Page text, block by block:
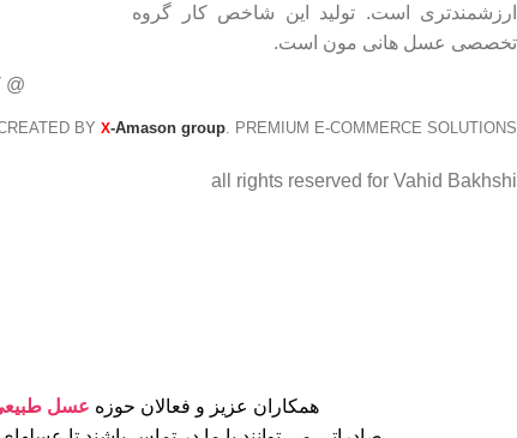
ارزشمندتری است. تولید این شاخص کار گروه
تخصصی عسل هانی مون است.
@
BY X-Amason group . PREMIUM E-COMMERCE SOLUTIONS.
all rights reserved for Vahid Bakhshi
همکاران عزیز و فعالان حوزه عسل